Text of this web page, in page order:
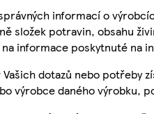
informací o
složek potravin, obsahu
informace poskytnuté na
dotazů nebo potřeby
výrobce daného výrobku,